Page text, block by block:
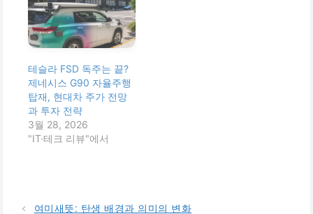
테슬라 FSD 독주는 끝?
제네시스 G90 자율주행
탑재, 현대차 주가 전망
과 투자 전략
3월 28, 2026
"IT·테크 리뷰"에서
여미새뜻: 탄생 배경과 의미의 변화